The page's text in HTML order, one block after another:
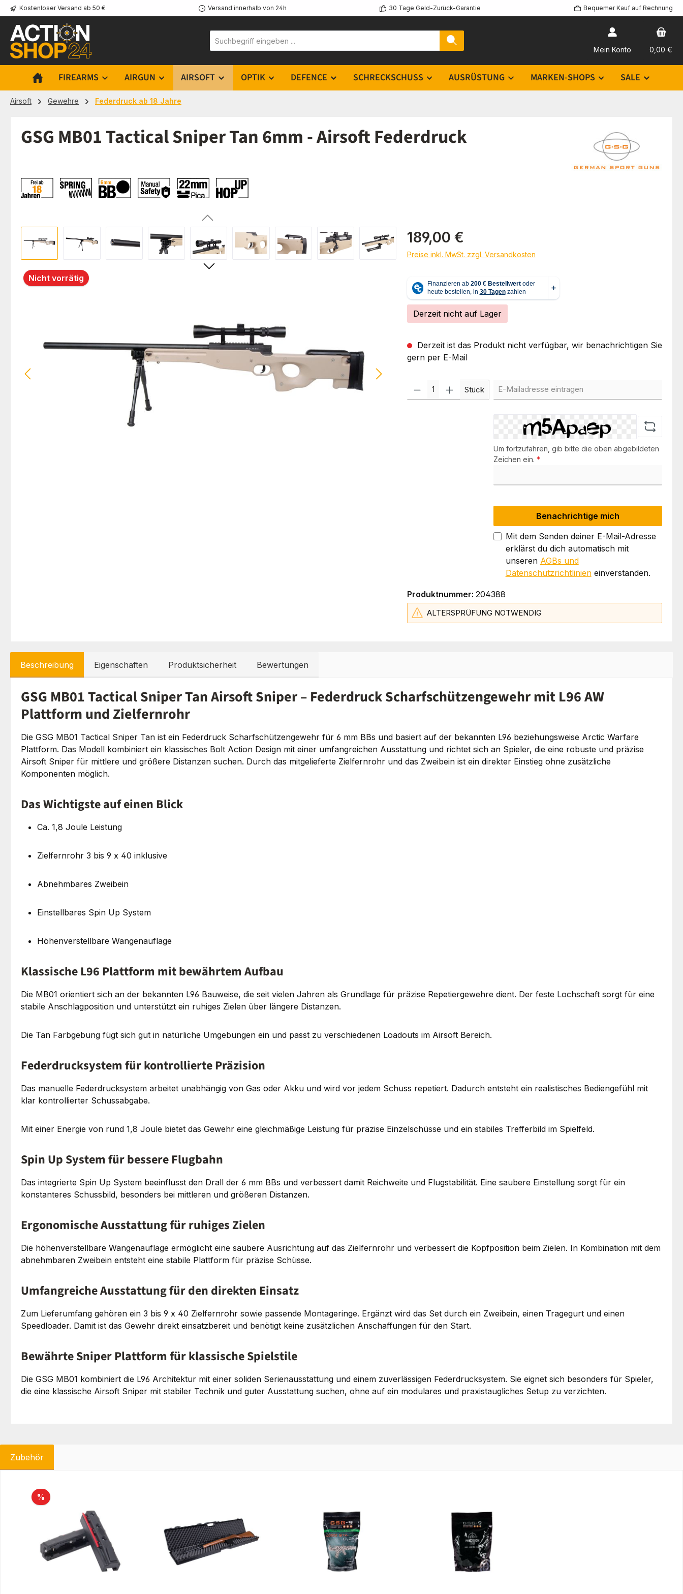
Hauptinhalt springen
Zur Suche springen
Zur Hauptnavigation springen
Kostenloser Versand ab 50 € Versand innerhalb von 24h 30 Tage Geld-Zurück-Garantie Bequemer Kauf auf Rechnung
Mein Konto 0,00 €
FIREARMS AIRGUN AIRSOFT OPTIK DEFENCE SCHRECKSCHUSS AUSRÜSTUNG MARKEN-SHOPS SALE
Airsoft Gewehre Federdruck ab 18 Jahre
GSG MB01 Tactical Sniper Tan 6mm - Airsoft Federdruck
Nicht vorrätig
Regulärer Preis:
189,00 €
Preise inkl. MwSt. zzgl. Versandkosten
Derzeit nicht auf Lager
Derzeit ist das Produkt nicht verfügbar, wir benachrichtigen Sie
gern per E-Mail
Stück
Um fortzufahren, gib bitte die oben abgebildeten
Zeichen ein. *
Benachrichtige mich
Mit dem Senden deiner E-Mail-Adresse
erklärst du dich automatisch mit
unseren AGBs und
Datenschutzrichtlinieneinverstanden.
Produktnummer: 204388
ALTERSPRÜFUNG NOTWENDIG
Beschreibung Eigenschaften Produktsicherheit Bewertungen
GSG MB01 Tactical Sniper Tan Airsoft Sniper – Federdruck Scharfschützengewehr mit L96 AW
Plattform und Zielfernrohr
Die GSG MB01 Tactical Sniper Tan ist ein Federdruck Scharfschützengewehr für 6 mm BBs und basiert auf der bekannten L96 beziehungsweise Arctic Warfare
Plattform. Das Modell kombiniert ein klassisches Bolt Action Design mit einer umfangreichen Ausstattung und richtet sich an Spieler, die eine robuste und präzise
Airsoft Sniper für mittlere und größere Distanzen suchen. Durch das mitgelieferte Zielfernrohr und das Zweibein ist ein direkter Einstieg ohne zusätzliche
Komponenten möglich.
Das Wichtigste auf einen Blick
Ca. 1,8 Joule Leistung
Zielfernrohr 3 bis 9 x 40 inklusive
Abnehmbares Zweibein
Einstellbares Spin Up System
Höhenverstellbare Wangenauflage
Klassische L96 Plattform mit bewährtem Aufbau
Die MB01 orientiert sich an der bekannten L96 Bauweise, die seit vielen Jahren als Grundlage für präzise Repetiergewehre dient. Der feste Lochschaft sorgt für eine
stabile Anschlagposition und unterstützt ein ruhiges Zielen über längere Distanzen.
Die Tan Farbgebung fügt sich gut in natürliche Umgebungen ein und passt zu verschiedenen Loadouts im Airsoft Bereich.
Federdrucksystem für kontrollierte Präzision
Das manuelle Federdrucksystem arbeitet unabhängig von Gas oder Akku und wird vor jedem Schuss repetiert. Dadurch entsteht ein realistisches Bediengefühl mit
klar kontrollierter Schussabgabe.
Mit einer Energie von rund 1,8 Joule bietet das Gewehr eine gleichmäßige Leistung für präzise Einzelschüsse und ein stabiles Trefferbild im Spielfeld.
Spin Up System für bessere Flugbahn
Das integrierte Spin Up System beeinflusst den Drall der 6 mm BBs und verbessert damit Reichweite und Flugstabilität. Eine saubere Einstellung sorgt für ein
konstanteres Schussbild, besonders bei mittleren und größeren Distanzen.
Ergonomische Ausstattung für ruhiges Zielen
Die höhenverstellbare Wangenauflage ermöglicht eine saubere Ausrichtung auf das Zielfernrohr und verbessert die Kopfposition beim Zielen. In Kombination mit dem
abnehmbaren Zweibein entsteht eine stabile Plattform für präzise Schüsse.
Umfangreiche Ausstattung für den direkten Einsatz
Zum Lieferumfang gehören ein 3 bis 9 x 40 Zielfernrohr sowie passende Montageringe. Ergänzt wird das Set durch ein Zweibein, einen Tragegurt und einen
Speedloader. Damit ist das Gewehr direkt einsatzbereit und benötigt keine zusätzlichen Anschaffungen für den Start.
Bewährte Sniper Plattform für klassische Spielstile
Die GSG MB01 kombiniert die L96 Architektur mit einer soliden Serienausstattung und einem zuverlässigen Federdrucksystem. Sie eignet sich besonders für Spieler,
die eine klassische Airsoft Sniper mit stabiler Technik und guter Ausstattung suchen, ohne auf ein modulares und praxistaugliches Setup zu verzichten.
Zubehör
% Rabatt